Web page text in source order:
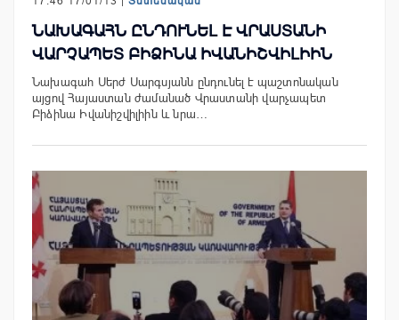
ՆԱԽԱԳԱՀՆ ԸՆԴՈՒՆԵԼ Է ՎՐԱՍՏԱՆԻ
ՎԱՐՉԱՊԵՏ ԲԻՁԻՆԱ ԻՎԱՆԻՇՎԻԼԻԻՆ
Նախագահ Սերժ Սարգսյանն ընդունել է պաշտոնական
այցով Հայաստան ժամանած Վրաստանի վարչապետ
Բիձինա Իվանիշվիլիին և նրա…